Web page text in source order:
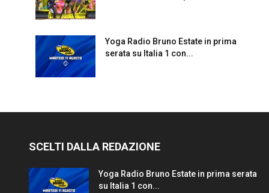
Yoga Radio Bruno Estate in prima
serata su Italia 1 con...
SCELTI DALLA REDAZIONE
Yoga Radio Bruno Estate in prima serata
su Italia 1 con...